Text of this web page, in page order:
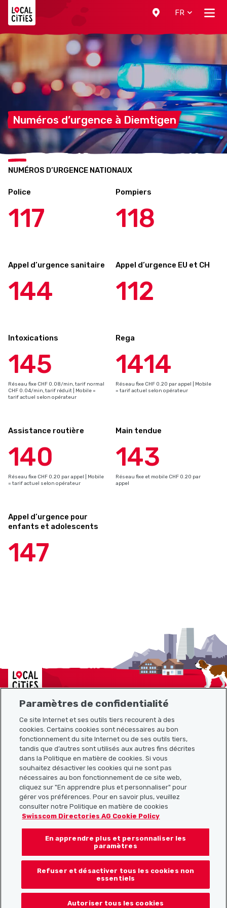
FR
Numéros d’urgence à Diemtigen
NUMÉROS D’URGENCE NATIONAUX
Police
117
Pompiers
118
Appel d’urgence sanitaire
144
Appel d’urgence EU et CH
112
Intoxications
145
Réseau fixe CHF 0.08/min, tarif normal
CHF 0.04/min, tarif réduit | Mobile =
tarif actuel selon opérateur
Rega
1414
Réseau fixe CHF 0.20 par appel | Mobile
= tarif actuel selon opérateur
Assistance routière
140
Réseau fixe CHF 0.20 par appel | Mobile
= tarif actuel selon opérateur
Main tendue
143
Réseau fixe et mobile CHF 0.20 par
appel
Appel d’urgence pour
enfants et adolescents
147
Localcities
Plan du site
Liens utiles
Télécharger l’application Localcities
Suis-nous sur les réseaux sociaux :
Paramètres de confidentialité
Ce site Internet et ses outils tiers recourent à des
cookies. Certains cookies sont nécessaires au bon
fonctionnement du site Internet ou de ses outils tiers,
tandis que d’autres sont utilisés aux autres fins décrites
dans la Politique en matière de cookies. Si vous
souhaitez désactiver les cookies qui ne sont pas
nécessaires au bon fonctionnement de ce site web,
cliquez sur "En apprendre plus et personnaliser" pour
gérer vos préférences. Pour en savoir plus, veuillez
consulter notre Politique en matière de cookies
Swisscom Directories AG Cookie Policy
En apprendre plus et personnaliser les
paramètres
Refuser et désactiver tous les cookies non
essentiels
Autoriser tous les cookies